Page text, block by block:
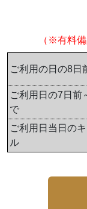
（※有料
ご利用の日の8日
ご利用日の7日前
で
ご利用日当日の
ル